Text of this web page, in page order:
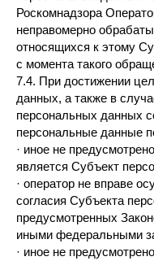
Роскомнадзора
неправомерно
относящихся к этому
с момента такого
7.4. При достижении
данных, а также в
персональных данных
персональные данные
· иное не
является Субъект
· оператор не вправе
согласия Субъекта
предусмотренных
иными федеральными
· иное не